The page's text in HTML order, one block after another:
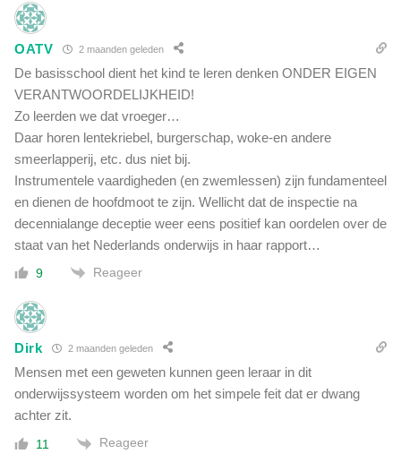
OATV 2 maanden geleden
De basisschool dient het kind te leren denken ONDER EIGEN
VERANTWOORDELIJKHEID!
Zo leerden we dat vroeger…
Daar horen lentekriebel, burgerschap, woke-en andere
smeerlapperij, etc. dus niet bij.
Instrumentele vaardigheden (en zwemlessen) zijn fundamenteel
en dienen de hoofdmoot te zijn. Wellicht dat de inspectie na
decennialange deceptie weer eens positief kan oordelen over de
staat van het Nederlands onderwijs in haar rapport…
9 Reageer
Dirk 2 maanden geleden
Mensen met een geweten kunnen geen leraar in dit
onderwijssysteem worden om het simpele feit dat er dwang
achter zit.
11 Reageer